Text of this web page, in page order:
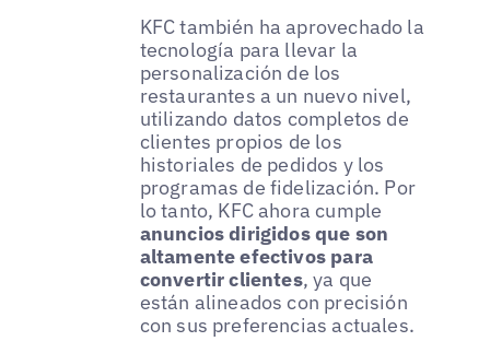
KFC también ha aprovechado la
tecnología para llevar la
personalización de los
restaurantes a un nuevo nivel,
utilizando datos completos de
clientes propios de los
historiales de pedidos y los
programas de fidelización. Por
lo tanto, KFC ahora cumple
anuncios dirigidos que son
altamente efectivos para
convertir clientes, ya que
están alineados con precisión
con sus preferencias actuales.